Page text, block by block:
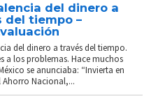
del dinero a
del tiempo –
del dinero a través del tiempo.
a los problemas. Hace muchos
se anunciaba: “Invierta en
Ahorro Nacional,...